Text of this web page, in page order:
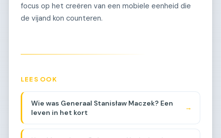
focus op het creëren van een mobiele eenheid die
de vijand kon counteren.
LEES OOK
Wie was Generaal Stanisław Maczek? Een
leven in het kort
→